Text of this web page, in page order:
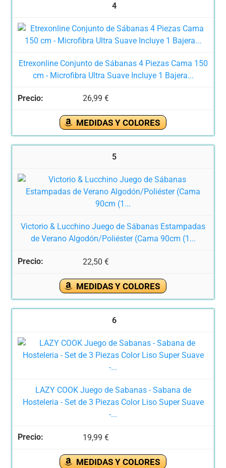
4
Etrexonline Conjunto de Sábanas 4 Piezas Cama 150
cm - Microfibra Ultra Suave Incluye 1 Bajera...
26,99 €
MEDIDAS Y COLORES
5
Victorio & Lucchino Juego de Sábanas Estampadas
de Verano Algodón/Poliéster (Cama 90cm (1...
22,50 €
MEDIDAS Y COLORES
6
LAZY COOK Juego de Sabanas - Sabana de
Hosteleria - Set de 3 Piezas Color Liso Super Suave
-...
19,99 €
MEDIDAS Y COLORES